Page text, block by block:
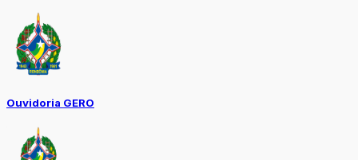
Ouvidoria GERO